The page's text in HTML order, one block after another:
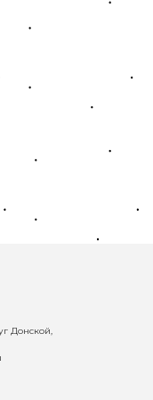
Донской,